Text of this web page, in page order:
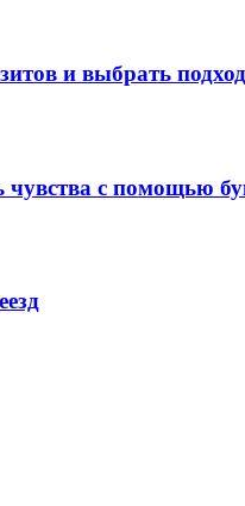
и выбрать
с помощью